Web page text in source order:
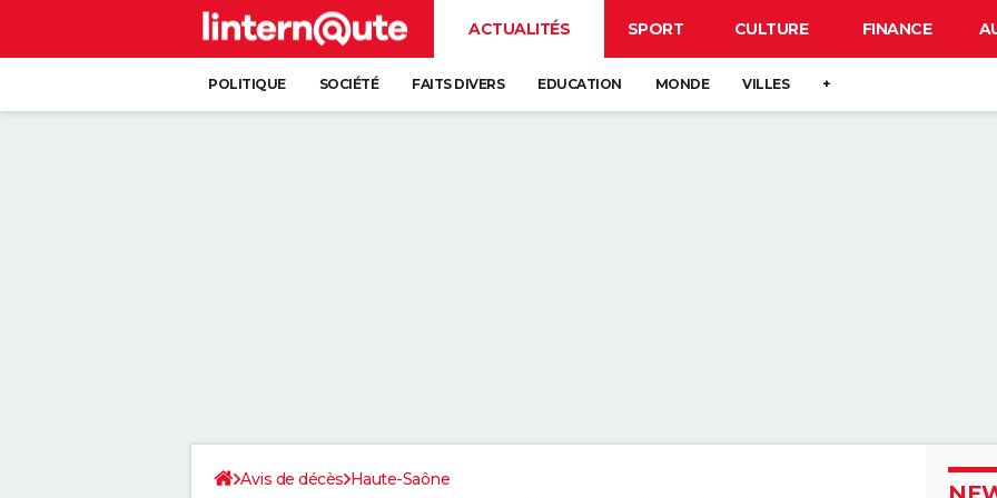
ACTUALITÉS SPORT CULTURE FINANCE
POLITIQUE SOCIÉTÉ FAITS DIVERS EDUCATION MONDE VILLES +
Avis de décès Haute-Saône